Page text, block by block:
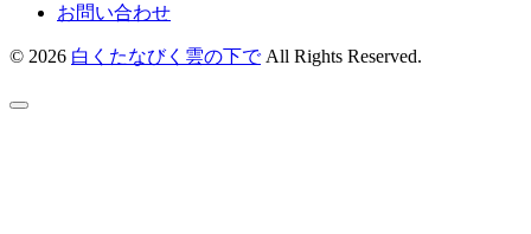
お問い合わせ
© 2026 白くたなびく雲の下でAll Rights Reserved.